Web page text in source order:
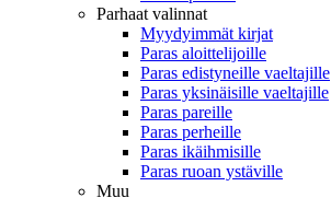
Parhaat valinnat
Myydyimmät kirjat
Paras aloittelijoille
Paras edistyneille vaeltajille
Paras yksinäisille vaeltajille
Paras pareille
Paras perheille
Paras ikäihmisille
Paras ruoan ystäville
Muu